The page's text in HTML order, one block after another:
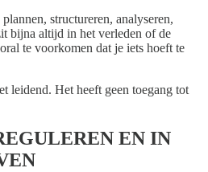
structureren, analyseren,
bijna altijd in het verleden of de
te voorkomen dat je iets hoeft te
leidend. Het heeft geen toegang tot
EN IN